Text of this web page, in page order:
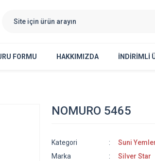
FORMU HAKKIMIZDA İNDİRİMLİ
NOMURO 5465
Kategori
Suni
Marka
Silver Star